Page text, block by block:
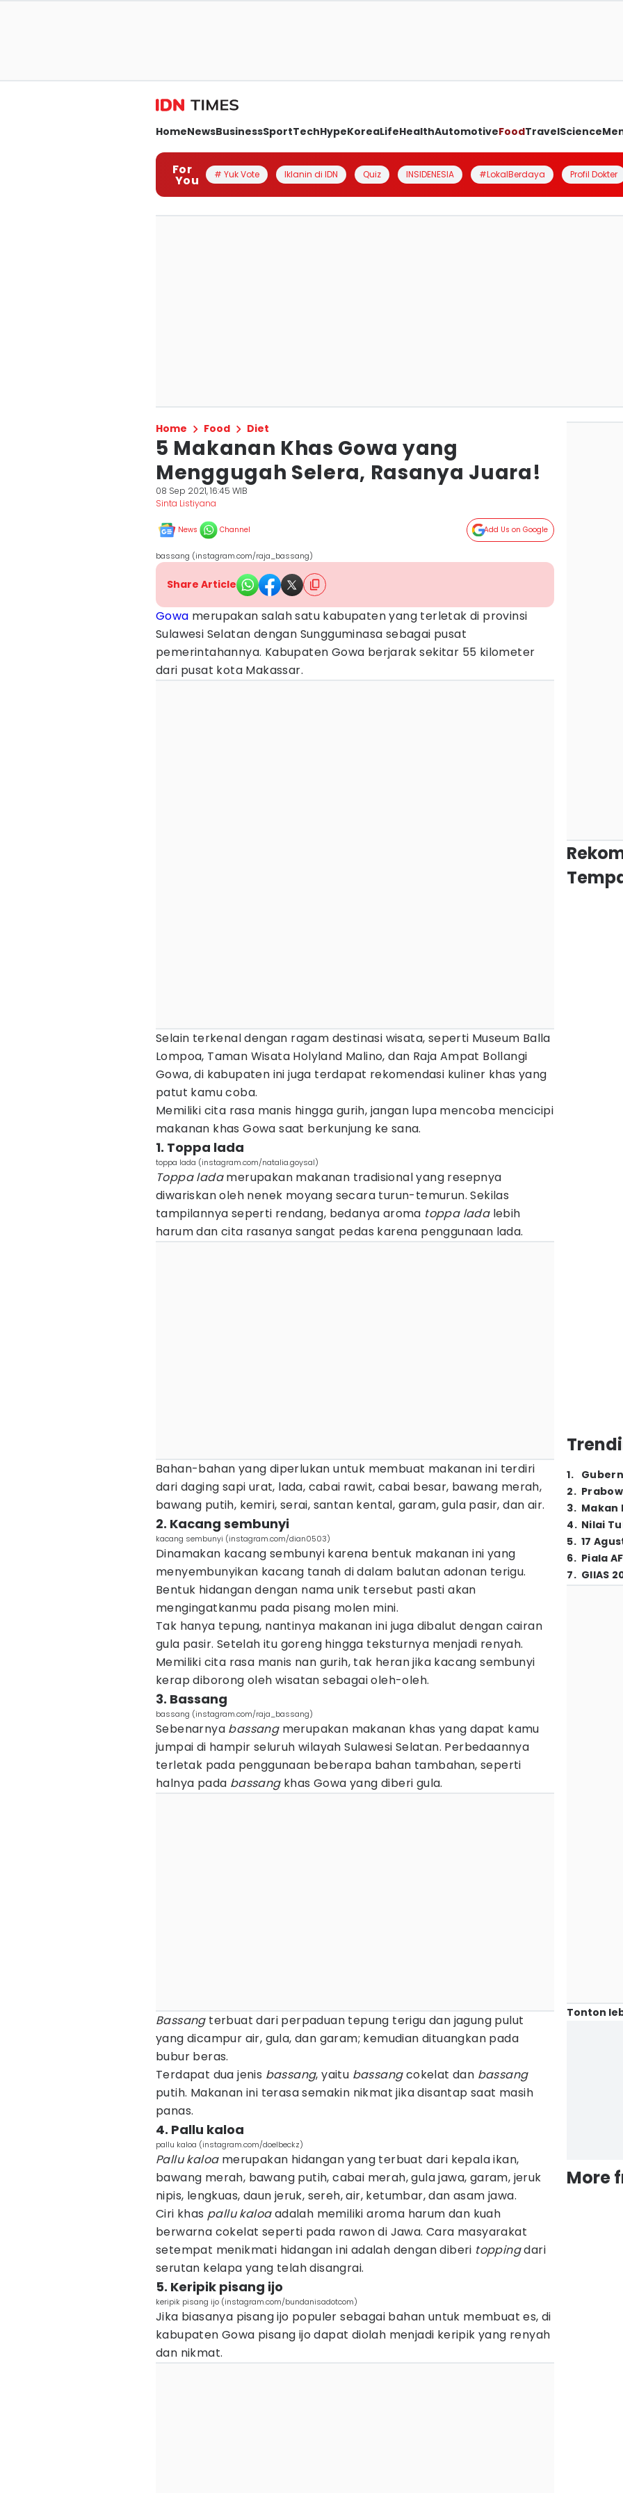
HomeNewsBusinessSportTechHypeKoreaLifeHealthAutomotiveFoodTravelScience
For
You # Yuk Vote Iklanin di IDN Quiz INSIDENESIA #LokalBerdaya Profil Dokter
Home Food Diet
5 Makanan Khas Gowa yang
Menggugah Selera, Rasanya Juara!
08 Sep 2021, 16:45 WIB
Sinta Listiyana
News Channel Add Us on Google
bassang (instagram.com/raja_bassang)
Share Article
Gowa merupakan salah satu kabupaten yang terletak di provinsi
Sulawesi Selatan dengan Sungguminasa sebagai pusat
pemerintahannya. Kabupaten Gowa berjarak sekitar 55 kilometer
dari pusat kota Makassar.
Selain terkenal dengan ragam destinasi wisata, seperti Museum Balla
Lompoa, Taman Wisata Holyland Malino, dan Raja Ampat Bollangi
Gowa, di kabupaten ini juga terdapat rekomendasi kuliner khas yang
patut kamu coba.
Memiliki cita rasa manis hingga gurih, jangan lupa mencoba mencicipi
makanan khas Gowa saat berkunjung ke sana.
1. Toppa lada
toppa lada (instagram.com/natalia.goysal)
Toppa ladamerupakan makanan tradisional yang resepnya
diwariskan oleh nenek moyang secara turun-temurun. Sekilas
tampilannya seperti rendang, bedanya aroma toppa ladalebih
harum dan cita rasanya sangat pedas karena penggunaan lada.
Bahan-bahan yang diperlukan untuk membuat makanan ini terdiri
dari daging sapi urat, lada, cabai rawit, cabai besar, bawang merah,
bawang putih, kemiri, serai, santan kental, garam, gula pasir, dan air.
2. Kacang sembunyi
kacang sembunyi (instagram.com/dian0503)
Dinamakan kacang sembunyi karena bentuk makanan ini yang
menyembunyikan kacang tanah di dalam balutan adonan terigu.
Bentuk hidangan dengan nama unik tersebut pasti akan
mengingatkanmu pada pisang molen mini.
Tak hanya tepung, nantinya makanan ini juga dibalut dengan cairan
gula pasir. Setelah itu goreng hingga teksturnya menjadi renyah.
Memiliki cita rasa manis nan gurih, tak heran jika kacang sembunyi
kerap diborong oleh wisatan sebagai oleh-oleh.
3. Bassang
bassang (instagram.com/raja_bassang)
Sebenarnya bassangmerupakan makanan khas yang dapat kamu
jumpai di hampir seluruh wilayah Sulawesi Selatan. Perbedaannya
terletak pada penggunaan beberapa bahan tambahan, seperti
halnya pada bassangkhas Gowa yang diberi gula.
Bassangterbuat dari perpaduan tepung terigu dan jagung pulut
yang dicampur air, gula, dan garam; kemudian dituangkan pada
bubur beras.
Terdapat dua jenis bassang, yaitu bassangcokelat dan bassang
putih. Makanan ini terasa semakin nikmat jika disantap saat masih
panas.
4. Pallu kaloa
pallu kaloa (instagram.com/doelbeckz)
Pallu kaloamerupakan hidangan yang terbuat dari kepala ikan,
bawang merah, bawang putih, cabai merah, gula jawa, garam, jeruk
nipis, lengkuas, daun jeruk, sereh, air, ketumbar, dan asam jawa.
Ciri khas pallu kaloaadalah memiliki aroma harum dan kuah
berwarna cokelat seperti pada rawon di Jawa. Cara masyarakat
setempat menikmati hidangan ini adalah dengan diberi toppingdari
serutan kelapa yang telah disangrai.
5. Keripik pisang ijo
keripik pisang ijo (instagram.com/bundanisadotcom)
Jika biasanya pisang ijo populer sebagai bahan untuk membuat es, di
kabupaten Gowa pisang ijo dapat diolah menjadi keripik yang renyah
dan nikmat.
1.
2.
3. Makan
4. Nilai
5. 17
6. Piala
7. GIIAS
Tonton
More